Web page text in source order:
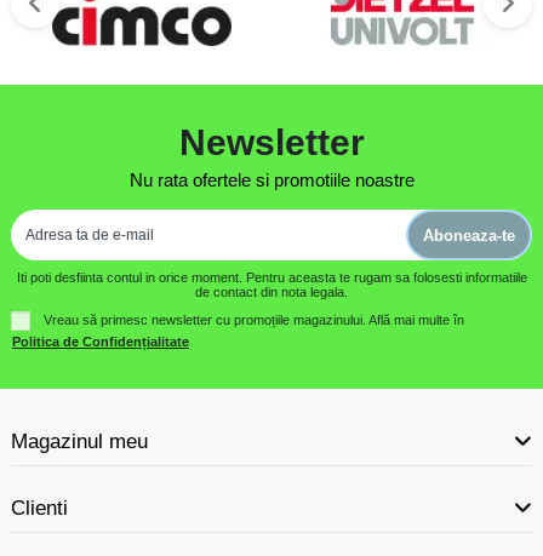
Newsletter
Nu rata ofertele si promotiile noastre
Aboneaza-te
Iti poti desfiinta contul in orice moment. Pentru aceasta te rugam sa folosesti informatiile
de contact din nota legala.
Vreau să primesc newsletter cu promoțiile magazinului. Află mai multe în
Politica de Confidențialitate
Magazinul meu
Clienti